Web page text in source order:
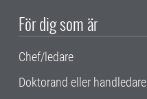
För dig som är
Chef/ledare
Doktorand eller handledare